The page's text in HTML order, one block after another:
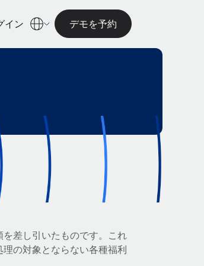
イン デモを予約
差し引いたものです。これ
の対象とならない各種福利